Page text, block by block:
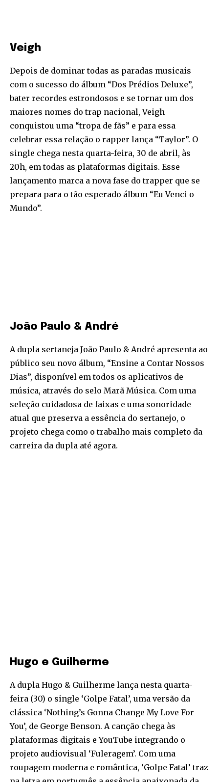
Veigh
Depois de dominar todas as paradas musicais
com o sucesso do álbum “Dos Prédios Deluxe”,
bater recordes estrondosos e se tornar um dos
maiores nomes do trap nacional, Veigh
conquistou uma “tropa de fãs” e para essa
celebrar essa relação o rapper lança “Taylor”. O
single chega nesta quarta-feira, 30 de abril, às
20h, em todas as plataformas digitais. Esse
lançamento marca a nova fase do trapper que se
prepara para o tão esperado álbum “Eu Venci o
Mundo”.
João Paulo & André
A dupla sertaneja João Paulo & André apresenta ao
público seu novo álbum, “Ensine a Contar Nossos
Dias”, disponível em todos os aplicativos de
música, através do selo Marã Música. Com uma
seleção cuidadosa de faixas e uma sonoridade
atual que preserva a essência do sertanejo, o
projeto chega como o trabalho mais completo da
carreira da dupla até agora.
Hugo e Guilherme
A dupla Hugo & Guilherme lança nesta quarta-
feira (30) o single ‘Golpe Fatal’, uma versão da
clássica ‘Nothing’s Gonna Change My Love For
You’, de George Benson. A canção chega às
plataformas digitais e YouTube integrando o
projeto audiovisual ‘Fuleragem’. Com uma
roupagem moderna e romântica, ‘Golpe Fatal’ traz